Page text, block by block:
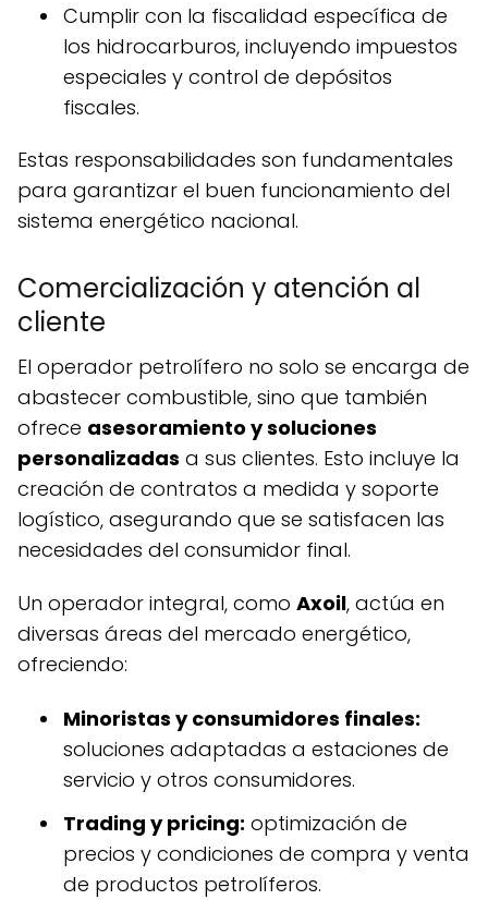
Cumplir con la fiscalidad específica de
los hidrocarburos, incluyendo impuestos
especiales y control de depósitos
fiscales.
Estas responsabilidades son fundamentales
para garantizar el buen funcionamiento del
sistema energético nacional.
Comercialización y atención al
cliente
El operador petrolífero no solo se encarga de
abastecer combustible, sino que también
ofrece asesoramiento y soluciones
personalizadas a sus clientes. Esto incluye la
creación de contratos a medida y soporte
logístico, asegurando que se satisfacen las
necesidades del consumidor final.
Un operador integral, como Axoil, actúa en
diversas áreas del mercado energético,
ofreciendo:
Minoristas y consumidores finales:
soluciones adaptadas a estaciones de
servicio y otros consumidores.
Trading y pricing: optimización de
precios y condiciones de compra y venta
de productos petrolíferos.